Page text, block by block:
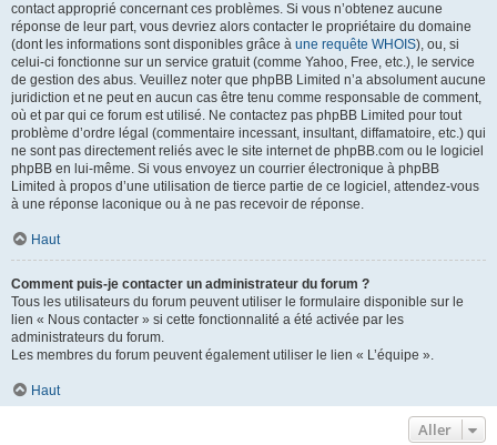
contact approprié concernant ces problèmes. Si vous n’obtenez aucune
réponse de leur part, vous devriez alors contacter le propriétaire du domaine
(dont les informations sont disponibles grâce à une requête WHOIS), ou, si
celui-ci fonctionne sur un service gratuit (comme Yahoo, Free, etc.), le service
de gestion des abus. Veuillez noter que phpBB Limited n’a absolument aucune
juridiction et ne peut en aucun cas être tenu comme responsable de comment,
où et par qui ce forum est utilisé. Ne contactez pas phpBB Limited pour tout
problème d’ordre légal (commentaire incessant, insultant, diffamatoire, etc.) qui
ne sont pas directement reliés avec le site internet de phpBB.com ou le logiciel
phpBB en lui-même. Si vous envoyez un courrier électronique à phpBB
Limited à propos d’une utilisation de tierce partie de ce logiciel, attendez-vous
à une réponse laconique ou à ne pas recevoir de réponse.
Haut
Comment puis-je contacter un administrateur du forum ?
Tous les utilisateurs du forum peuvent utiliser le formulaire disponible sur le
lien « Nous contacter » si cette fonctionnalité a été activée par les
administrateurs du forum.
Les membres du forum peuvent également utiliser le lien « L’équipe ».
Haut
Aller